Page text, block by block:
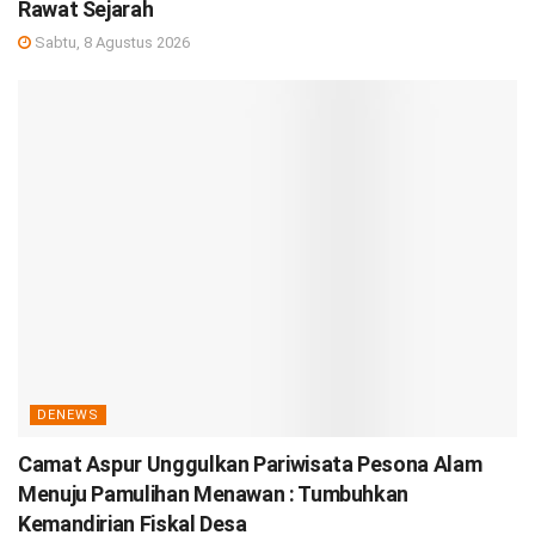
Rawat Sejarah
Sabtu, 8 Agustus 2026
DENEWS
Camat Aspur Unggulkan Pariwisata Pesona Alam
Menuju Pamulihan Menawan : Tumbuhkan
Kemandirian Fiskal Desa